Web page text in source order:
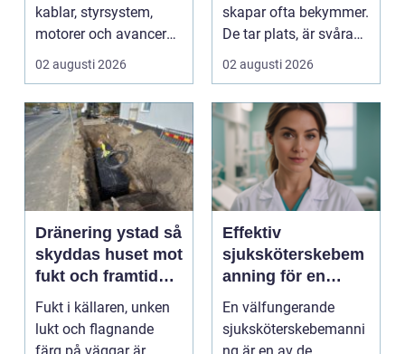
kablar, styrsystem,
motorer och avancerad
teknik. Bakom allt de...
02 augusti 2026
skapar ofta bekymmer.
De tar plats, är svåra
att klippa runt,...
02 augusti 2026
Dränering ystad så
skyddas huset mot
fukt och framtida
skador
Fukt i källaren, unken
lukt och flagnande
Effektiv
sjuksköterskebem
anning för en
tryggare vård
En välfungerande
sjuksköterskebemanni